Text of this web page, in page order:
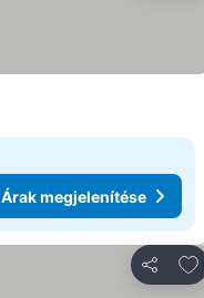
Árak megjelenítése